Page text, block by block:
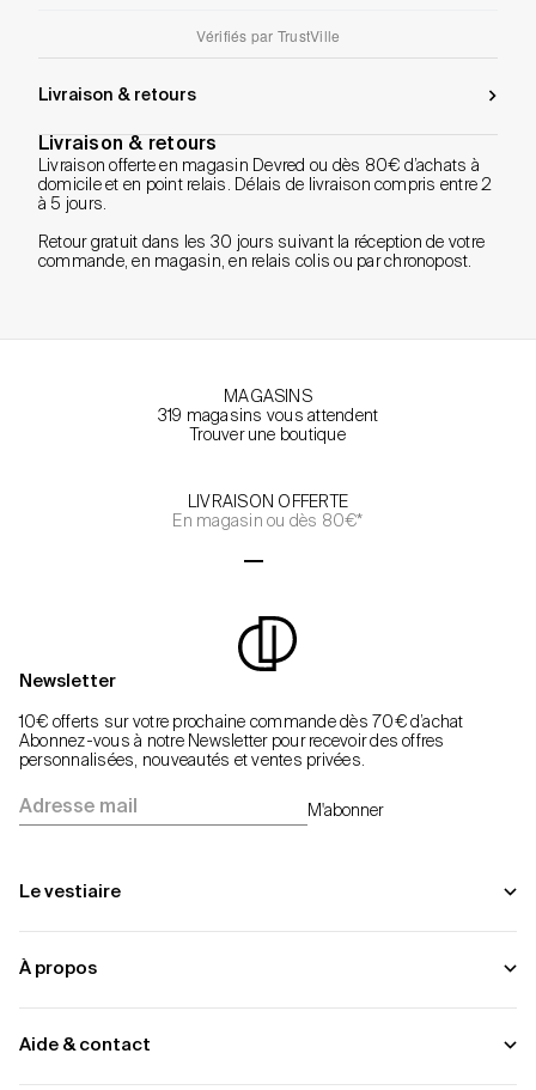
Vérifiés par TrustVille
Livraison & retours
Livraison & retours
Livraison offerte en magasin Devred ou dès 80€ d’achats à
domicile et en point relais. Délais de livraison compris entre 2
à 5 jours.
Retour gratuit dans les 30 jours suivant la réception de votre
commande, en magasin, en relais colis ou par chronopost.
MAGASINS
319 magasins vous attendent
Trouver une boutique
LIVRAISON OFFERTE
En magasin ou dès 80€*
Le vestiaire
À propos
Aide & contact
Newsletter
10€ offerts sur votre prochaine commande dès 70€ d’achat
Abonnez-vous à notre Newsletter pour recevoir des offres
personnalisées, nouveautés et ventes privées.
Adresse mail M'abonner